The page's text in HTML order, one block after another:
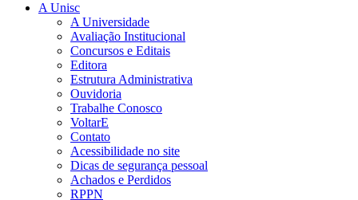
A Unisc
A Universidade
Avaliação Institucional
Concursos e Editais
Editora
Estrutura Administrativa
Ouvidoria
Trabalhe Conosco
VoltarE
Contato
Acessibilidade no site
Dicas de segurança pessoal
Achados e Perdidos
RPPN